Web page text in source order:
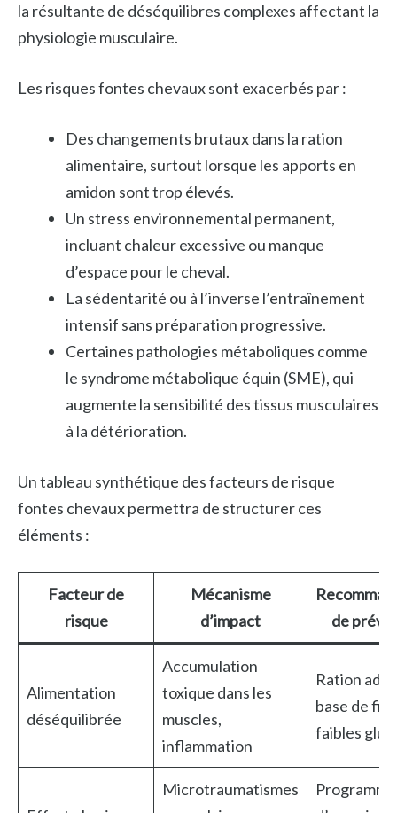
la résultante de déséquilibres complexes affectant la
physiologie musculaire.
Les risques fontes chevaux sont exacerbés par :
Des changements brutaux dans la ration
alimentaire, surtout lorsque les apports en
amidon sont trop élevés.
Un stress environnemental permanent,
incluant chaleur excessive ou manque
d’espace pour le cheval.
La sédentarité ou à l’inverse l’entraînement
intensif sans préparation progressive.
Certaines pathologies métaboliques comme
le syndrome métabolique équin (SME), qui
augmente la sensibilité des tissus musculaires
à la détérioration.
Un tableau synthétique des facteurs de risque
fontes chevaux permettra de structurer ces
éléments :
Facteur de
risque
Mécanisme
d’impact
de
Alimentation
déséquilibrée
Accumulation
toxique dans les
muscles,
inflammation
Ration
base de
faibles
Microtraumatismes
Programme